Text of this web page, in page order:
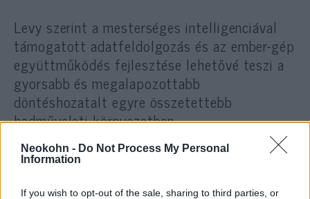
Neokohn - Do Not Process My Personal
Information
If you wish to opt-out of the sale, sharing to third parties, or
Levy szerint a mesterséges intelligenciával
támogatott adatfeldolgozás és az ember-gép
együttműködés fejlesztése lehetővé teszi a
gyorsabb és megalapozottabb
döntéshozatalt egyre összetettebb
hadműveleti környezetben.
harci repülőgépet épít Európának az